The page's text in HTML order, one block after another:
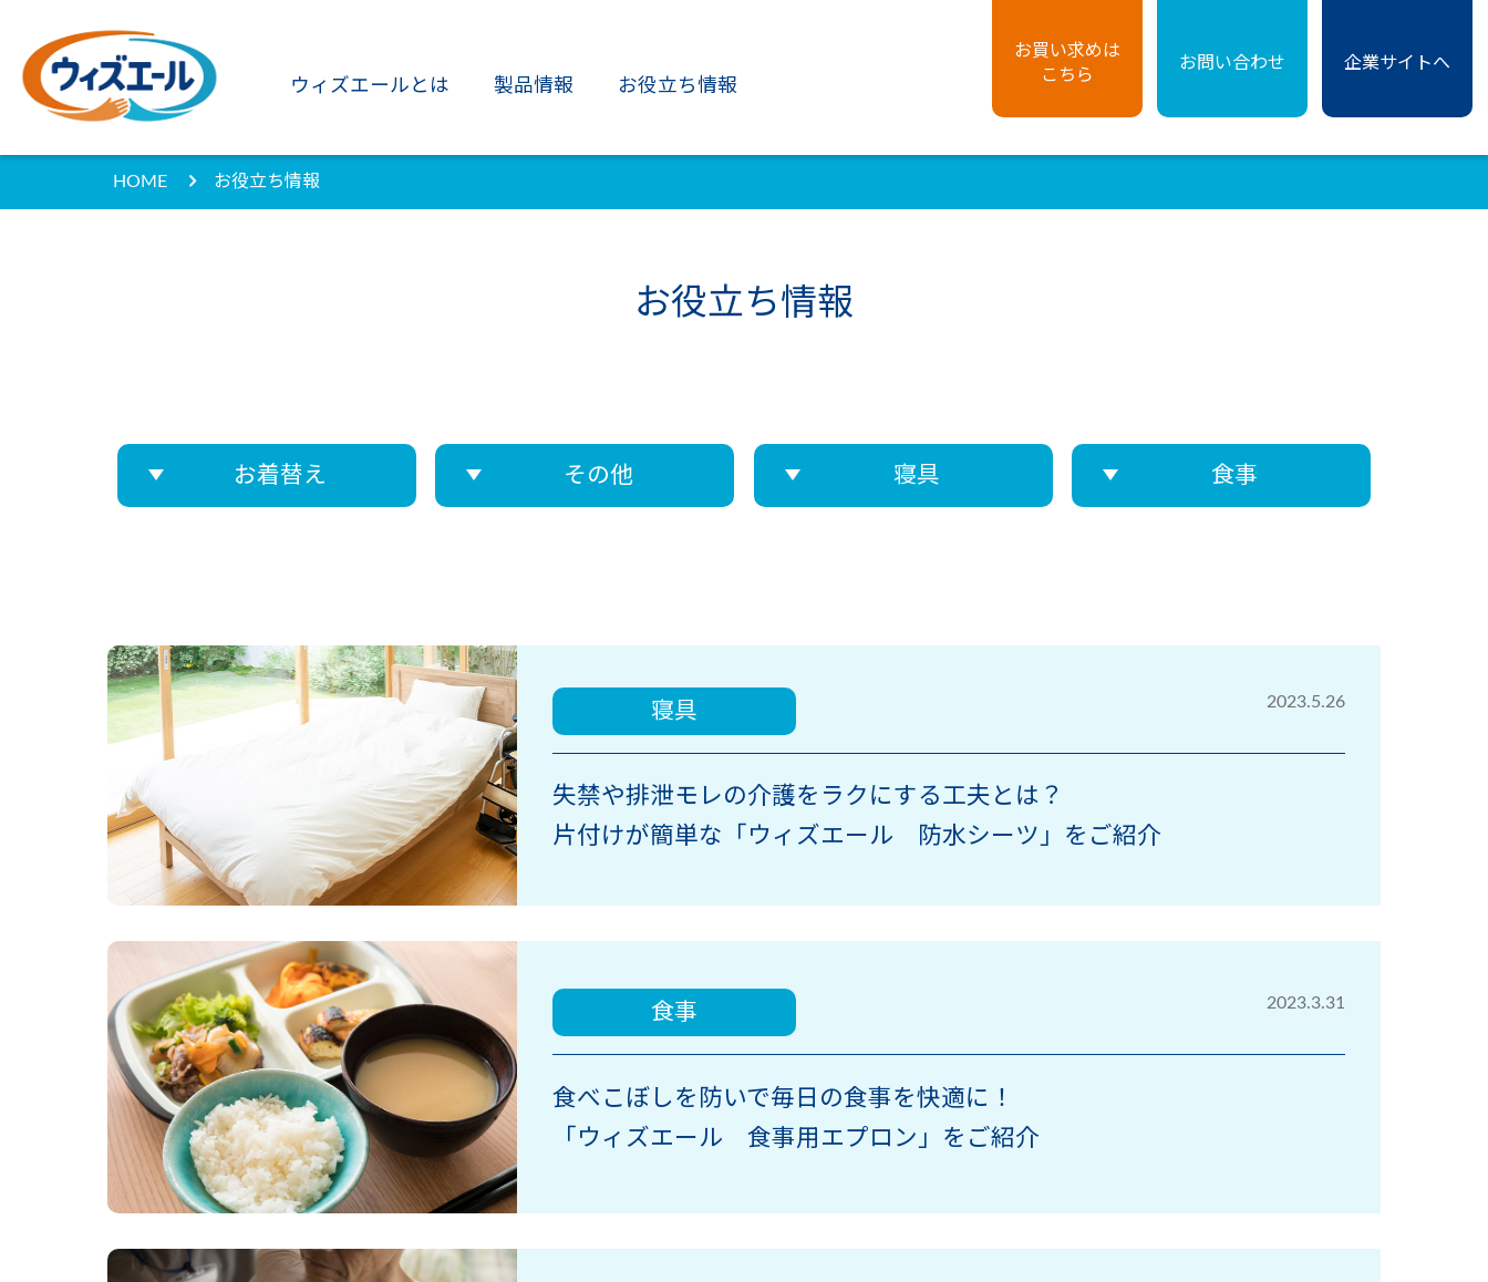
ウィズエールとは 製品情報 お役立ち情報
お買い求めは
こちら
お問い合わせ 企業サイトへ
HOME お役立ち情報
お役立ち情報
お着替え その他 寝具 食事
寝具 2023.5.26
失禁や排泄モレの介護をラクにする工夫とは？
片付けが簡単な「ウィズエール 防水シーツ」をご紹介
食事 2023.3.31
食べこぼしを防いで毎日の食事を快適に！
「ウィズエール 食事用エプロン」をご紹介